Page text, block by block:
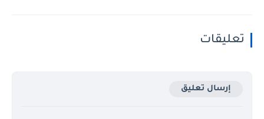
تعليقات
إرسال تعليق